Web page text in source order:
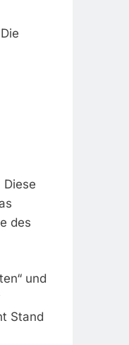
des
und
Stand